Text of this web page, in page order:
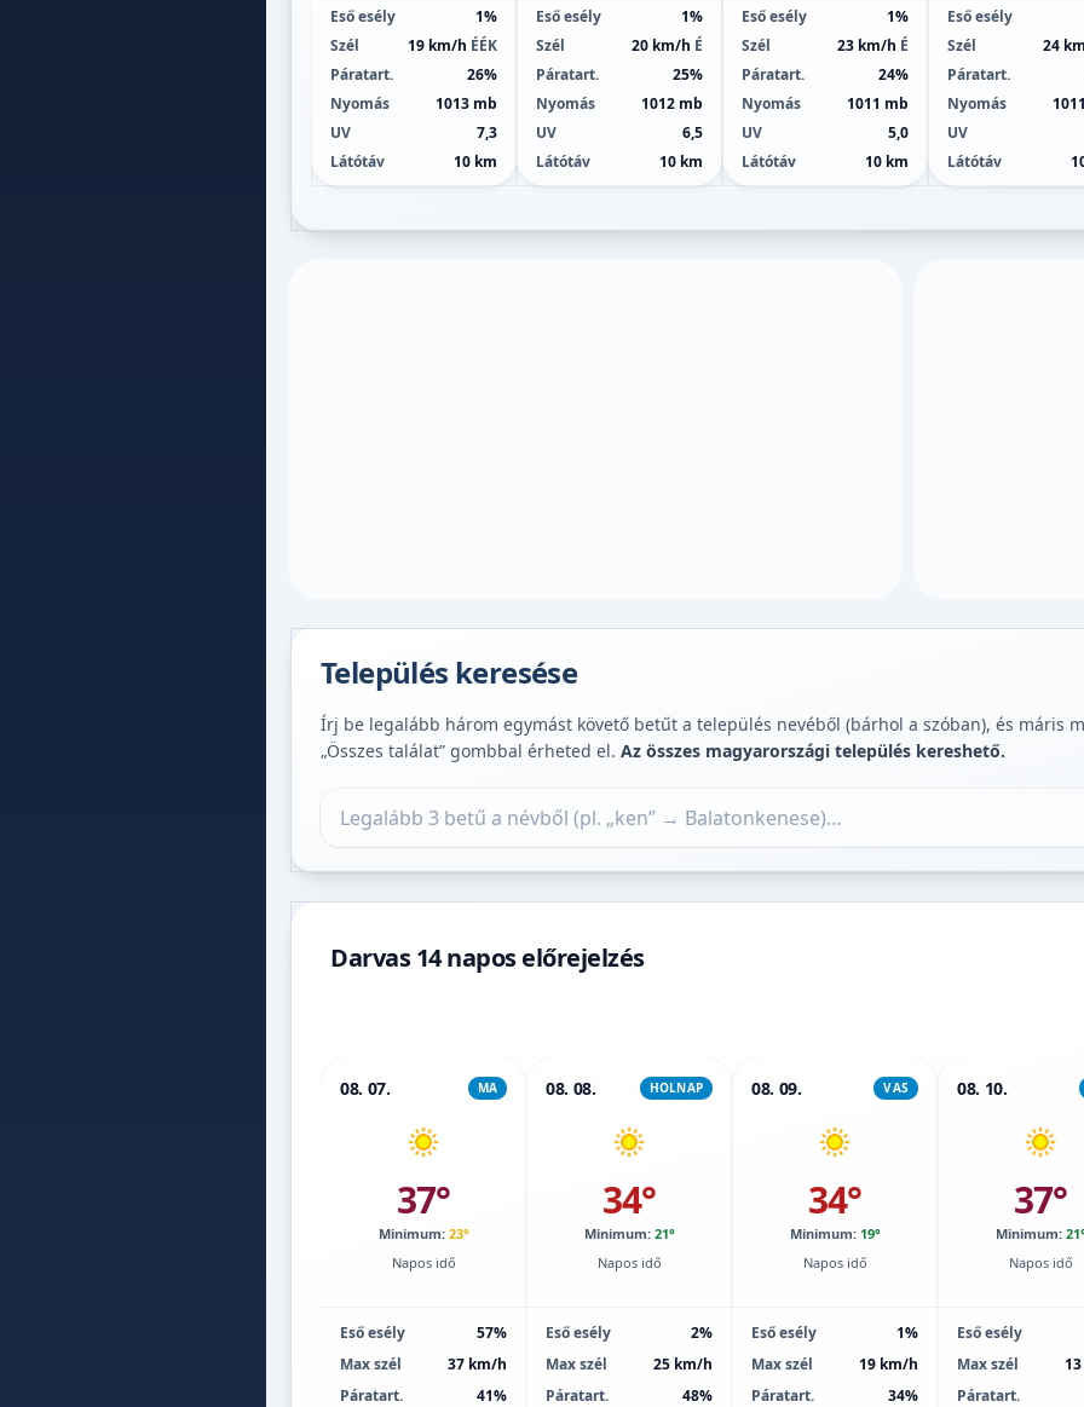
Eső esély
1%
Szél
19 km/h ÉÉK
Páratart.
26%
Nyomás
1013 mb
UV
7,3
Látótáv
10 km
Eső esély
1%
Szél
20 km/h É
Páratart.
25%
Nyomás
1012 mb
UV
6,5
Látótáv
10 km
Eső esély
1%
Szél
23 km/h É
Páratart.
24%
Nyomás
1011 mb
UV
5,0
Látótáv
10 km
Eső esély
Szél
24
Páratart.
Nyomás
UV
Látótáv
Település keresése
Írj be legalább három egymást követő betűt a település nevéből (bárhol a szóban), és máris
„Összes találat” gombbal érheted el. Az összes magyarországi település kereshető.
Darvas 14 napos előrejelzés
08. 07. MA
37°
Minimum: 23°
Napos idő
Eső esély
57%
Max szél
37 km/h
Páratart.
41%
08. 08. HOLNAP
34°
Minimum: 21°
Napos idő
Eső esély
2%
Max szél
25 km/h
Páratart.
48%
08. 09. VAS
34°
Minimum: 19°
Napos idő
Eső esély
1%
Max szél
19 km/h
Páratart.
34%
08. 10.
37°
Minimum:
Napos idő
Eső esély
Max szél
Páratart.